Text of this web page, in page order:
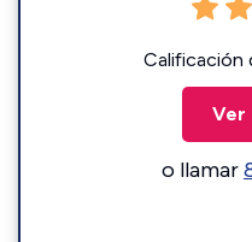
Calificación
Ver
o llamar